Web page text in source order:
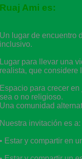
Ruaj Ami es:
Un lugar de encuentro
inclusivo.
Lugar para llevar una
realista, que considere
Espacio para crecer
sea o no religioso.
Una comunidad
Nuestra invitación es a:
• Estar y compartir en